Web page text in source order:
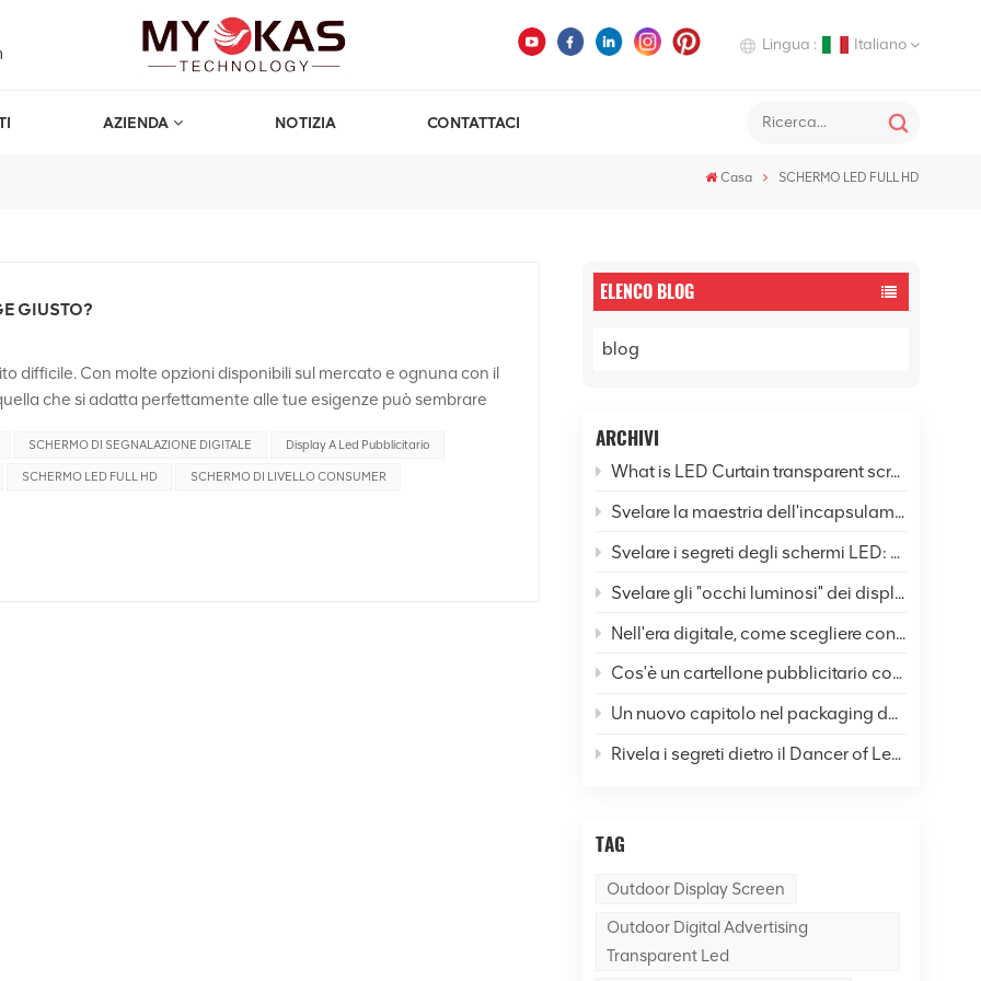
Lingua : Italiano
AZIENDA NOTIZIA CONTATTACI
Casa SCHERMO LED FULL HD
ELENCO BLOG
blog
ARCHIVI
What is LED Curtain transparent screen? - Explore the new horizon of digital cities
Svelare la maestria dell'incapsulamento dei display LED: un'analisi completa di sei tecniche comuni e prospettive future
Svelare i segreti degli schermi LED: come stanno cambiando le nostre vite e il mondo?
Svelare gli "occhi luminosi" dei display a LED: un'analisi completa della risoluzione
Nell'era digitale, come scegliere con precisione i display LED?
Cos'è un cartellone pubblicitario con schermo LED per esterni？
Un nuovo capitolo nel packaging dei display LED: qual è la differenza tra la tecnologia SMD e COB?
Rivela i segreti dietro il Dancer of Led Display Screen
TAG
Outdoor Display Screen
Outdoor Digital Advertising
Transparent Led
GIUSTO?
difficile. Con molte opzioni disponibili sul mercato e ognuna con il
che si adatta perfettamente alle tue esigenze può sembrare
ti parleremo di tutti i fattori che ti aiuteranno a scegliere quello
vantaggi significativi, la segnaletica dinamica sta diventando
Con il tipo di flessibilità che offrono, rispetto alla segnaletica
progetto è unico nei suoi requisiti e anche se la scelta
SCHERMO DI SEGNALAZIONE DIGITALE Display A Led Pubblicitario
SCHERMO LED FULL HD SCHERMO DI LIVELLO CONSUMER